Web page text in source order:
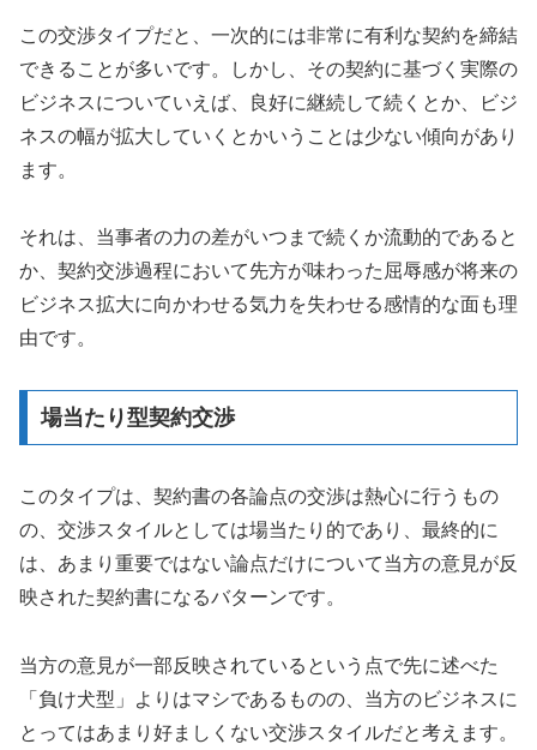
この交渉タイプだと、一次的には非常に有利な契約を締結
できることが多いです。しかし、その契約に基づく実際の
ビジネスについていえば、良好に継続して続くとか、ビジ
ネスの幅が拡大していくとかいうことは少ない傾向があり
ます。
それは、当事者の力の差がいつまで続くか流動的であると
か、契約交渉過程において先方が味わった屈辱感が将来の
ビジネス拡大に向かわせる気力を失わせる感情的な面も理
由です。
場当たり型契約交渉
このタイプは、契約書の各論点の交渉は熱心に行うもの
の、交渉スタイルとしては場当たり的であり、最終的に
は、あまり重要ではない論点だけについて当方の意見が反
映された契約書になるバターンです。
当方の意見が一部反映されているという点で先に述べた
「負け犬型」よりはマシであるものの、当方のビジネスに
とってはあまり好ましくない交渉スタイルだと考えます。